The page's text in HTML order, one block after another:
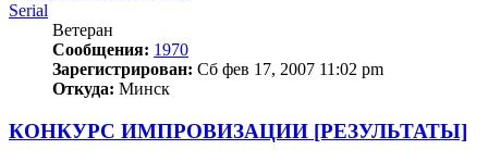
Serial
Ветеран
Сообщения: 1970
Зарегистрирован: Сб фев 17, 2007 11:02 pm
Откуда: Минск
КОНКУРС ИМПРОВИЗАЦИИ [РЕЗУЛЬТАТЫ]